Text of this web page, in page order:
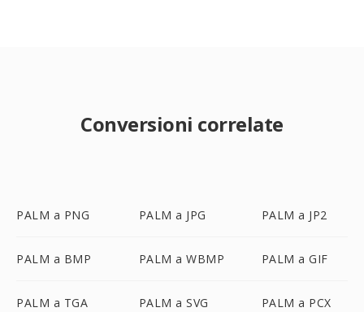
Conversioni correlate
PALM a PNG PALM a JPG PALM a JP2
PALM a BMP PALM a WBMP PALM a GIF
PALM a TGA PALM a SVG PALM a PCX